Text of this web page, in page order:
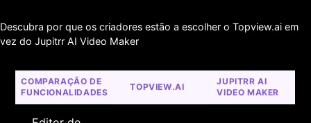
Descubra por que os criadores estão a escolher o Topview.ai em
vez do Jupitrr AI Video Maker
COMPARAÇÃO DE
FUNCIONALIDADES
TOPVIEW.AI
JUPITRR AI
VIDEO MAKER